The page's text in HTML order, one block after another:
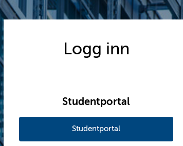
Logg inn
Studentportal
Studentportal